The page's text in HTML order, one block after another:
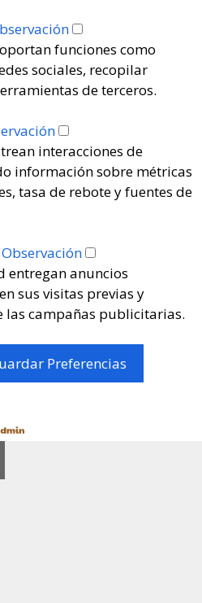
funciones como
sociales, recopilar
de terceros.
interacciones de
información sobre métricas
tasa de rebote y fuentes de
Observación
entregan anuncios
sus visitas previas y
las campañas publicitarias.
Preferencias